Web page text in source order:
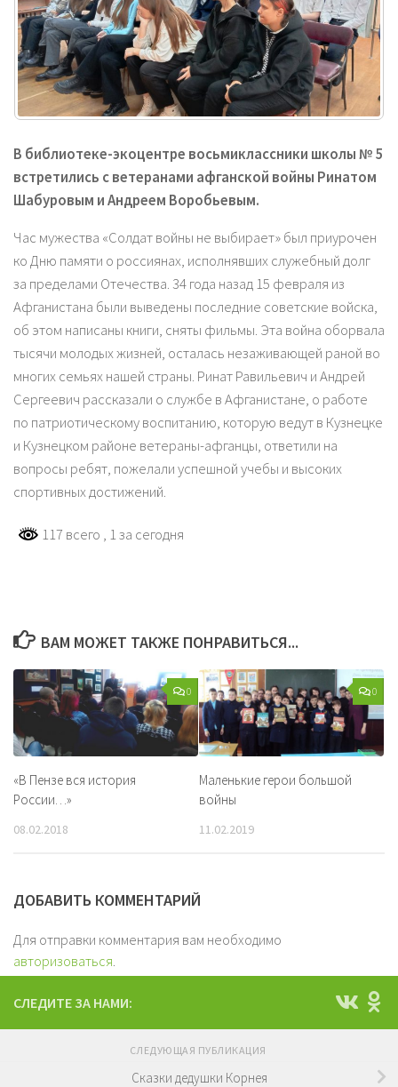
В библиотеке-экоцентре восьмиклассники школы № 5
встретились с ветеранами афганской войны Ринатом
Шабуровым и Андреем Воробьевым.
Час мужества «Солдат войны не выбирает» был приурочен
ко Дню памяти о россиянах, исполнявших служебный долг
за пределами Отечества. 34 года назад 15 февраля из
Афганистана были выведены последние советские войска,
об этом написаны книги, сняты фильмы. Эта война оборвала
тысячи молодых жизней, осталась незаживающей раной во
многих семьях нашей страны. Ринат Равильевич и Андрей
Сергеевич рассказали о службе в Афганистане, о работе
по патриотическому воспитанию, которую ведут в Кузнецке
и Кузнецком районе ветераны-афганцы, ответили на
вопросы ребят, пожелали успешной учебы и высоких
спортивных достижений.
117 всего , 1 за сегодня
ВАМ МОЖЕТ ТАКЖЕ ПОНРАВИТЬСЯ...
0
«В Пензе вся история
России…»
08.02.2018
0
Маленькие герои большой
войны
11.02.2019
ДОБАВИТЬ КОММЕНТАРИЙ
Для отправки комментария вам необходимо
авторизоваться
СЛЕДИТЕ ЗА НАМИ:
СЛЕДУЮЩАЯ ПУБЛИКАЦИЯ
Сказки дедушки Корнея